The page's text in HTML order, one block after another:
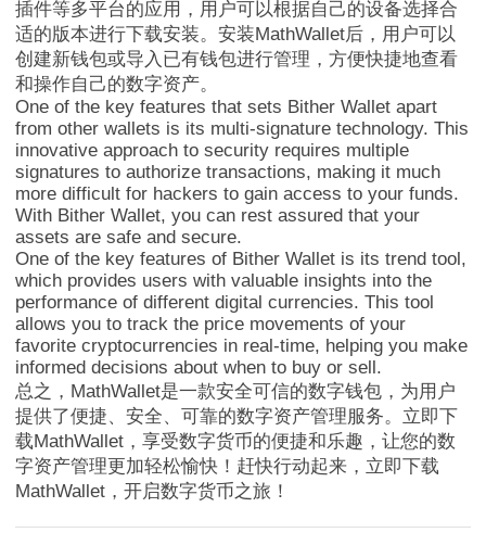
插件等多平台的应用，用户可以根据自己的设备选择合
适的版本进行下载安装。安装MathWallet后，用户可以
创建新钱包或导入已有钱包进行管理，方便快捷地查看
和操作自己的数字资产。
One of the key features that sets Bither Wallet apart
from other wallets is its multi-signature technology. This
innovative approach to security requires multiple
signatures to authorize transactions, making it much
more difficult for hackers to gain access to your funds.
With Bither Wallet, you can rest assured that your
assets are safe and secure.
One of the key features of Bither Wallet is its trend tool,
which provides users with valuable insights into the
performance of different digital currencies. This tool
allows you to track the price movements of your
favorite cryptocurrencies in real-time, helping you make
informed decisions about when to buy or sell.
总之，MathWallet是一款安全可信的数字钱包，为用户
提供了便捷、安全、可靠的数字资产管理服务。立即下
载MathWallet，享受数字货币的便捷和乐趣，让您的数
字资产管理更加轻松愉快！赶快行动起来，立即下载
MathWallet，开启数字货币之旅！